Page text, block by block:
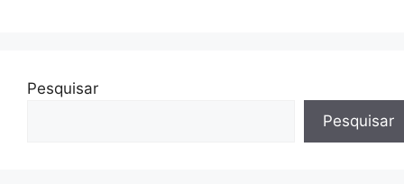
Pesquisar
Pesquisar